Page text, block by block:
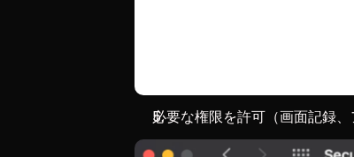
必要な権限を許可（画面記録、